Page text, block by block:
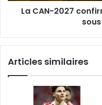
La CAN-2027
Articles similaires